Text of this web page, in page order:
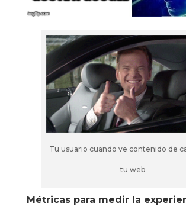
Tu usuario cuando ve contenido de
tu web
Métricas para medir la